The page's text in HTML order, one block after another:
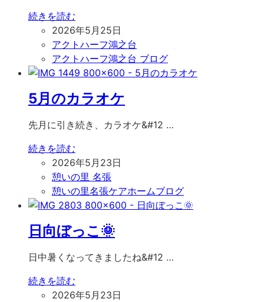
続きを読む
2026年5月25日
アクトハーフ鴻之台
アクトハーフ鴻之台 ブログ
5月のカラオケ
先月に引き続き、カラオケ&#12 …
続きを読む
2026年5月23日
憩いの里 名張
憩いの里名張ケアホームブログ
日向ぼっこ🌞
日中暑くなってきましたね&#12 …
続きを読む
2026年5月23日